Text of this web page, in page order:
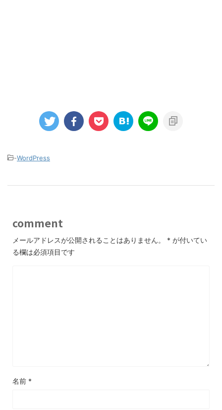
-WordPress
comment
メールアドレスが公開されることはありません。 * が付いてい
る欄は必須項目です
名前 *